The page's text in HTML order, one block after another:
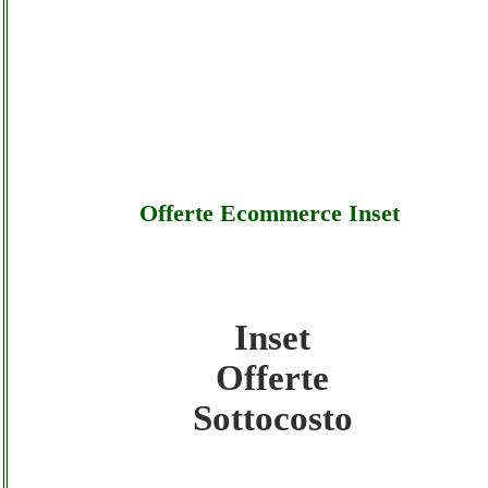
Offerte Ecommerce Inset
Inset - Offerte Ecommerce Inset -
Inset - Offerte Ecommerce Inset - Offerte
Inset
Offerte
Sottocosto